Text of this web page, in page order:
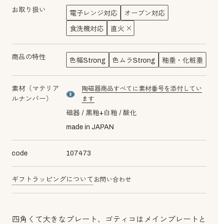
お取り扱い 電子レンジ対応 オーブン対応
食洗機対応 直火
商品の特性 色幅Strong 色ムラStrong 釉垂・化粧垂
素材（マテリア
ルナンバー）
material number8
陶磁器商品すべてに素材番号を添付してい
ます
磁器 黒釉+白釉
酸化
made in JAPAN
code 107473
ギフトラッピングについて お問い合わせ
四角くて大きなプレート、ゴティコはメインプレートと